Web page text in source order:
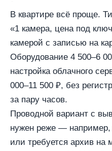
В квартире всё проще.
«1 камера, цена под
камерой с записью на
Оборудование 4 500–6
настройка облачного
000–11 500 ₽, без
за пару часов.
Проводной вариант с
нужен реже — например,
или требуется архив на